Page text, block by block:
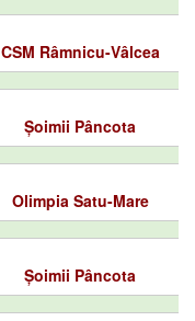
CSM Râmnicu-Vâlcea
Șoimii Pâncota
Olimpia Satu-Mare
Șoimii Pâncota